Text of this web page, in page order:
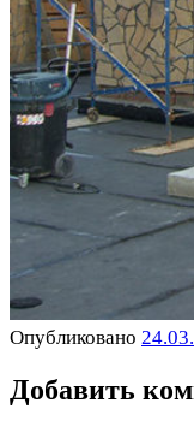
Опубликовано
Добавить